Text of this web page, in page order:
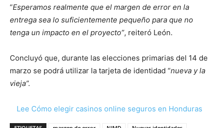
“Esperamos realmente que el margen de error en la
entrega sea lo suficientemente pequeño para que no
tenga un impacto en el proyecto”, reiteró León.
Concluyó que, durante las elecciones primarias del 14 de
marzo se podrá utilizar la tarjeta de identidad “nueva y la
vieja”.
Lee Cómo elegir casinos online seguros en Honduras